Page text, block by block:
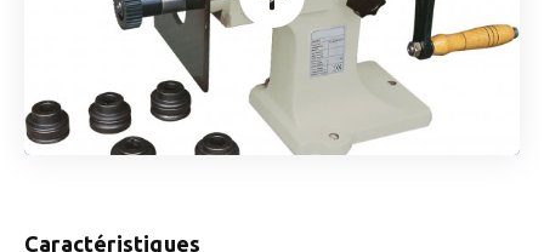
Caractéristiques